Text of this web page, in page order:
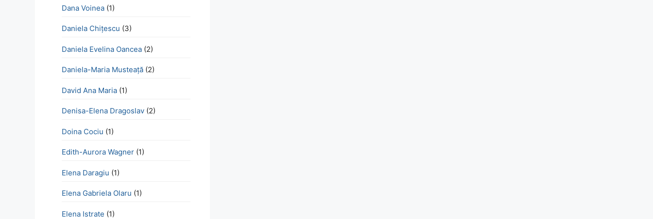
Dana Voinea (1)
Daniela Chițescu (3)
Daniela Evelina Oancea (2)
Daniela-Maria Musteață (2)
David Ana Maria (1)
Denisa-Elena Dragoslav (2)
Doina Cociu (1)
Edith-Aurora Wagner (1)
Elena Daragiu (1)
Elena Gabriela Olaru (1)
Elena Istrate (1)